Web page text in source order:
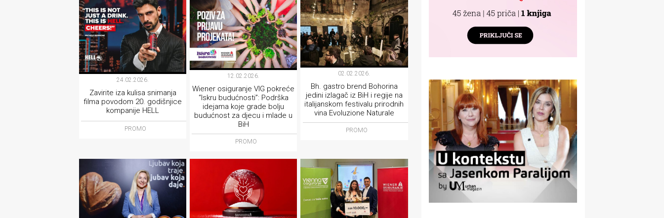
24.02.2026.
Zavirite iza kulisa snimanja
filma povodom 20. godišnjice
kompanije HELL
PROMO
12.02.2026.
Wiener osiguranje VIG pokreće
“Iskru budućnosti”: Podrška
idejama koje grade bolju
budućnost za djecu i mlade u
BiH
PROMO
02.02.2026.
Bh. gastro brend Bohorina
jedini izlagač iz BiH i regije na
italijanskom festivalu prirodnih
vina Evoluzione Naturale
PROMO